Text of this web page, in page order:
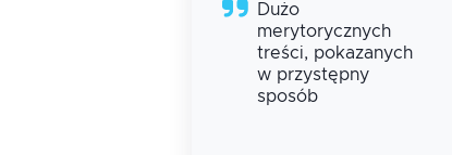
Dużo
merytorycznych
treści, pokazanych
w przystępny
sposób